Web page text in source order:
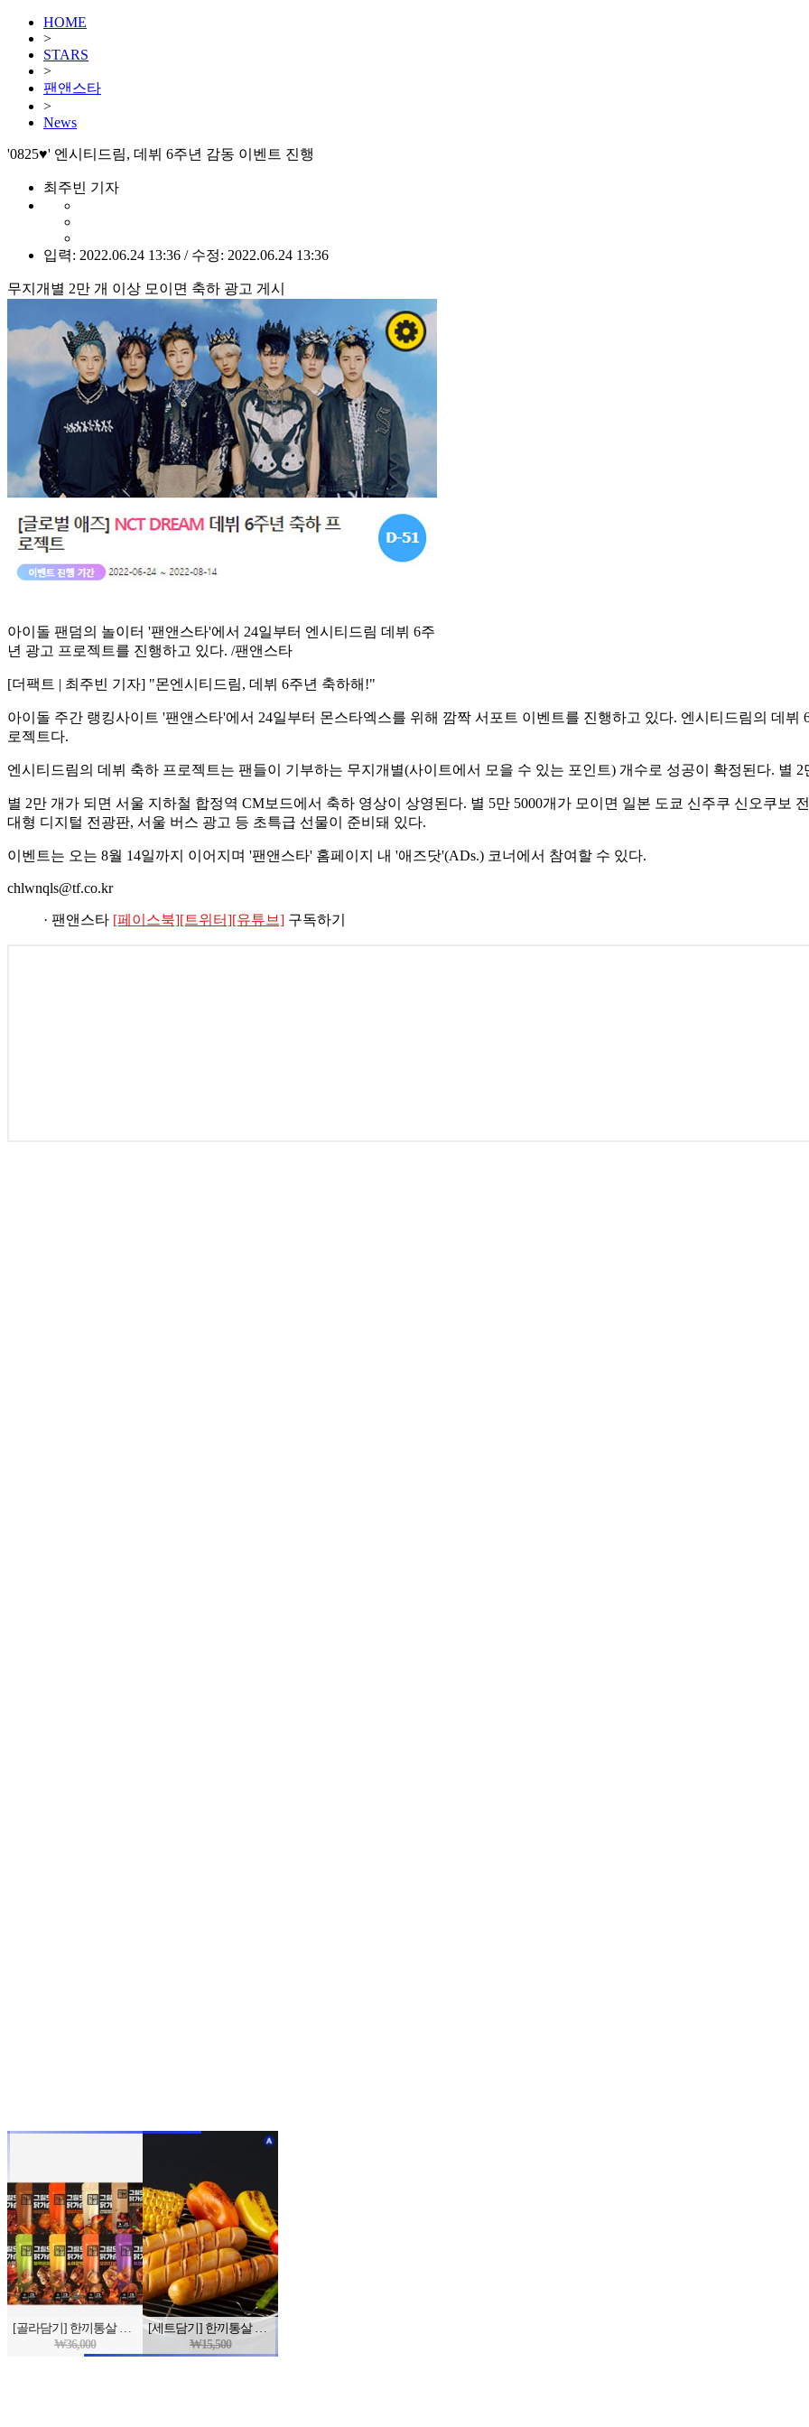
HOME
>
STARS
>
팬앤스타
>
News
'0825♥' 엔시티드림, 데뷔 6주년 감동 이벤트 진행
최주빈 기자
입력: 2022.06.24 13:36 / 수정: 2022.06.24 13:36
무지개별 2만 개 이상 모이면 축하 광고 게시
아이돌 팬덤의 놀이터 '팬앤스타'에서 24일부터 엔시티드림 데뷔 6주
년 광고 프로젝트를 진행하고 있다. /팬앤스타
[더팩트 | 최주빈 기자] "몬엔시티드림, 데뷔 6주년 축하해!"
아이돌 주간 랭킹사이트 '팬앤스타'에서 24일부터 몬스타엑스를 위해 깜짝 서포트 이벤트를 진행하고 있다. 엔시티드림의 데
로젝트다.
엔시티드림의 데뷔 축하 프로젝트는 팬들이 기부하는 무지개별(사이트에서 모을 수 있는 포인트) 개수로 성공이 확정된다. 별
별 2만 개가 되면 서울 지하철 합정역 CM보드에서 축하 영상이 상영된다. 별 5만 5000개가 모이면 일본 도쿄 신주쿠 신오쿠보
대형 디지털 전광판, 서울 버스 광고 등 초특급 선물이 준비돼 있다.
이벤트는 오는 8월 14일까지 이어지며 '팬앤스타' 홈페이지 내 '애즈닷'(ADs.) 코너에서 참여할 수 있다.
chlwnqls@tf.co.kr
· 팬앤스타 [페이스북][트위터][유튜브] 구독하기